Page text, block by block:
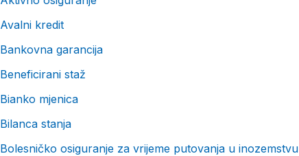
Avalni kredit
Bankovna garancija
Beneficirani staž
Bianko mjenica
Bilanca stanja
Bolesničko osiguranje za vrijeme putovanja u inozemstvu